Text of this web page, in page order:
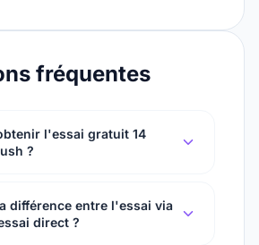
fréquentes
l'essai gratuit 14
?
différence entre l'essai via
direct ?